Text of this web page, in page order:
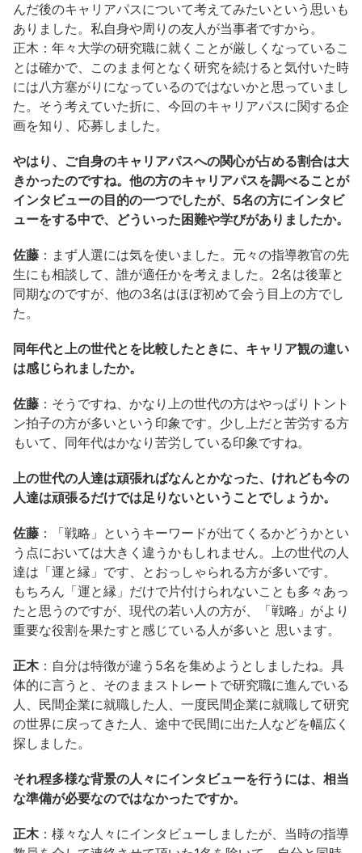
んだ後のキャリアパスについて考えてみたいという思いも
ありました。私自身や周りの友人が当事者ですから。
正木：年々大学の研究職に就くことが厳しくなっているこ
とは確かで、このまま何となく研究を続けると気付いた時
には八方塞がりになっているのではないかと思っていまし
た。そう考えていた折に、今回のキャリアパスに関する企
画を知り、応募しました。
やはり、ご自身のキャリアパスへの関心が占める割合は大
きかったのですね。他の方のキャリアパスを調べることが
インタビューの目的の一つでしたが、5名の方にインタビ
ューをする中で、どういった困難や学びがありましたか。
佐藤 ：まず人選には気を使いました。元々の指導教官の先
生にも相談して、誰が適任かを考えました。2名は後輩と
同期なのですが、他の3名はほぼ初めて会う目上の方でし
た。
同年代と上の世代とを比較したときに、キャリア観の違い
は感じられましたか。
佐藤 ：そうですね、かなり上の世代の方はやっぱりトント
ン拍子の方が多いという印象です。少し上だと苦労する方
もいて、同年代はかなり苦労している印象ですね。
上の世代の人達は頑張ればなんとかなった、けれども今の
人達は頑張るだけでは足りないということでしょうか。
佐藤 ：「戦略」というキーワードが出てくるかどうかとい
う点においては大きく違うかもしれません。上の世代の人
達は「運と縁」です、とおっしゃられる方が多いです。
もちろん「運と縁」だけで片付けられないことも多々あっ
たと思うのですが、現代の若い人の方が、「戦略」がより
重要な役割を果たすと感じている人が多いと 思います。
正木：自分は特徴が違う5名を集めようとしましたね。具
体的に言うと、そのままストレートで研究職に進んでいる
人、民間企業に就職した人、一度民間企業に就職して研究
の世界に戻ってきた人、途中で民間に出た人などを幅広く
探しました。
それ程多様な背景の人々にインタビューを行うには、相当
な準備が必要なのではなかったですか。
正木：様々な人々にインタビューしましたが、当時の指導